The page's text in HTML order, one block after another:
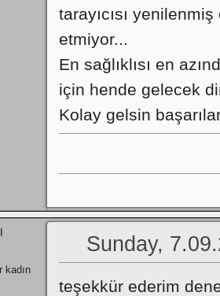
tarayıcısı
etmiyor...
En sağlıklısı en
için hende gelecek
Kolay gelsin
Sunday,
teşekkür ederim